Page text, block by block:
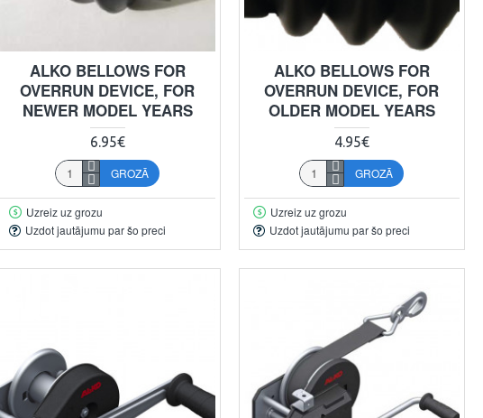
ALKO BELLOWS FOR
OVERRUN DEVICE, FOR
NEWER MODEL YEARS
6.95€
GROZĀ
Uzreiz uz grozu
Uzdot jautājumu par šo preci
ALKO BELLOWS FOR
OVERRUN DEVICE, FOR
OLDER MODEL YEARS
4.95€
GROZĀ
Uzreiz uz grozu
Uzdot jautājumu par šo preci